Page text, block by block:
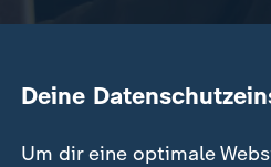
Deine
Um dir eine optimale